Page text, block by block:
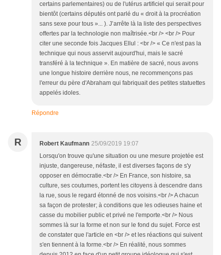
certains parlementaires) ou de l'utérus artificiel qui serait pour
bientôt (certains députés ont parlé du « droit à la procréation
sans sexe pour tous »... ). J’arrête là la liste des perspectives
offertes par la technologie non maîtrisée.<br /> <br /> Pour
citer une seconde fois Jacques Ellul : <br /> « Ce n'est pas la
technique qui nous asservit aujourd'hui, mais le sacré
transféré à la technique ». En matière de sacré, nous avons
une longue histoire derrière nous, ne recommençons pas
l'erreur du père d'Abraham qui fabriquait des petites statuettes
appelés idoles.
Répondre
R Robert Kaufmann 25/09/2019 19:07
Lorsqu'on trouve qu'une situation ou une mesure projetée est
injuste, dangereuse, néfaste, il est diverses façons de s'y
opposer en démocratie.<br /> En France, son histoire, sa
culture, ses coutumes, portent les citoyens à descendre dans
la rue, sous le regard étonné de nos voisins.<br /> A chacun
sa façon de protester; à conditions que les odieuses haine et
casse du mobilier public et privé ne l'emporte.<br /> Nous
sommes là sur la forme et non sur le fond du sujet. Force est
de constater que l'article en <br /> et les réactions qui suivent
s'en tiennent à la forme.<br /> En réalité, nous sommes